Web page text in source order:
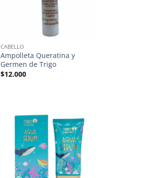
CABELLO
Ampolleta Queratina y
Germen de Trigo
$12.000